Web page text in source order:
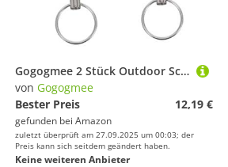
Gogogmee 2 Stück Outdoor Schlüsselhalter mit Karabiner Ausziehbarer Ausweishalter und Kreativer Robuster Schlüsselanhänger für Camping Wandern und Bergsteigen
von Gogogmee
Bester Preis
12,19 €
gefunden bei Amazon
zuletzt überprüft am 27.09.2025 um 00:03; der
Preis kann sich seitdem geändert haben.
Keine weiteren Anbieter